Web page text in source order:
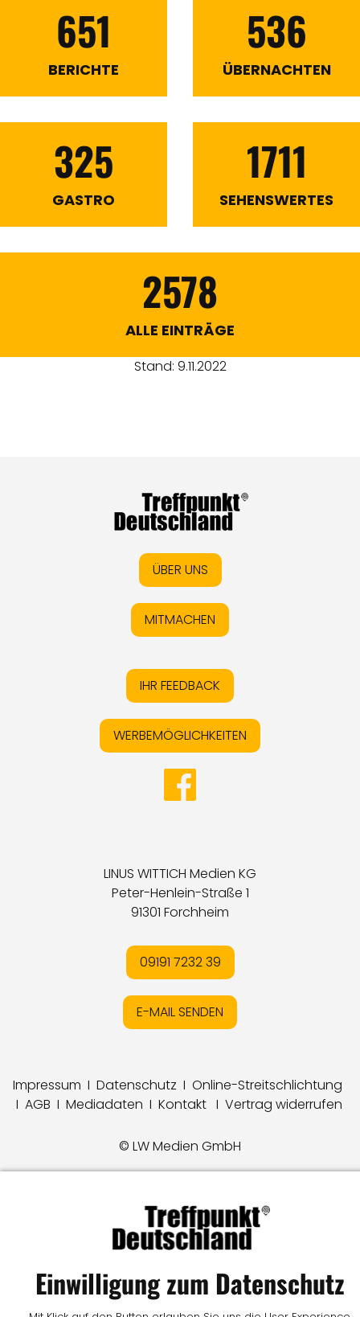
651
BERICHTE
536
ÜBERNACHTEN
325
GASTRO
1711
SEHENSWERTES
2578
ALLE EINTRÄGE
Stand: 9.11.2022
ÜBER UNS
MITMACHEN
IHR FEEDBACK
WERBEMÖGLICHKEITEN
LINUS WITTICH Medien KG
Peter-Henlein-Straße 1
91301 Forchheim
09191 7232 39
E-MAIL SENDEN
Impressum I Datenschutz I Online-Streitschlichtung
I AGB I Mediadaten I Kontakt I Vertrag widerrufen
© LW Medien GmbH
Einwilligung zum Datenschutz